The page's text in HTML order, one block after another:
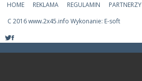
HOME REKLAMA REGULAMIN PARTNERZY
C 2016 www.2x45.info Wykonanie: E-soft